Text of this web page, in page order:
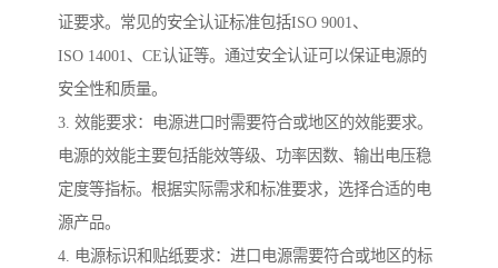
证要求。常见的安全认证标准包括ISO 9001、
ISO 14001、CE认证等。通过安全认证可以保证电源的
安全性和质量。
3. 效能要求：电源进口时需要符合或地区的效能要求。
电源的效能主要包括能效等级、功率因数、输出电压稳
定度等指标。根据实际需求和标准要求，选择合适的电
源产品。
4. 电源标识和贴纸要求：进口电源需要符合或地区的标